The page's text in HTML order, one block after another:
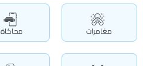
مغامرات محاكاة